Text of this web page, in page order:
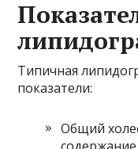
Типичная
показатели:
Общий